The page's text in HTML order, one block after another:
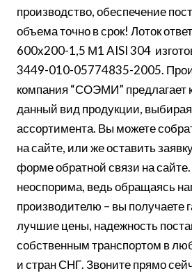
производство, обеспечение
объема точно в срок! Лоток
600х200-1,5 М1 AISI 304
3449-010-05774835-2005.
компания “СОЭМИ” предлагает
данный вид продукции,
ассортимента. Вы можете
на сайте, или же оставить
форме обратной связи на
неоспорима, ведь обращаясь
производителю – вы получаете
лучшие цены, надежность
собственным транспортом в
и стран СНГ. Звоните прямо